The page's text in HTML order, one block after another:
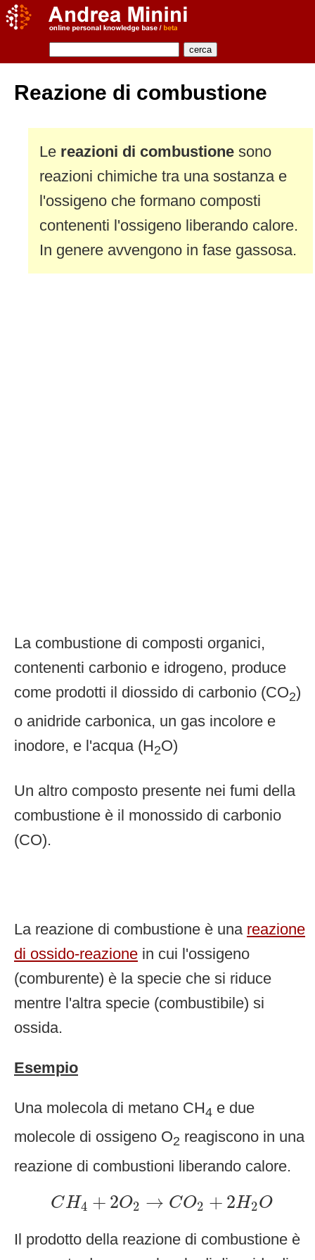
Reazione di combustione
Le reazioni di combustione sono
reazioni chimiche tra una sostanza e
l'ossigeno che formano composti
contenenti l'ossigeno liberando calore.
In genere avvengono in fase gassosa.
La combustione di composti organici,
contenenti carbonio e idrogeno, produce
come prodotti il diossido di carbonio (CO2)
o anidride carbonica, un gas incolore e
inodore, e l'acqua (H2O)
Un altro composto presente nei fumi della
combustione è il monossido di carbonio
(CO).
La reazione di combustione è una reazione
di ossido-reazione in cui l'ossigeno
(comburente) è la specie che si riduce
mentre l'altra specie (combustibile) si
ossida.
Esempio
Una molecola di metano CH4 e due
molecole di ossigeno O2 reagiscono in una
reazione di combustioni liberando calore.
CH4 + 2O2 → CO2 + 2H2O
CH 4 +2O → CO2 2 H 2O
Il prodotto della reazione di combustione è